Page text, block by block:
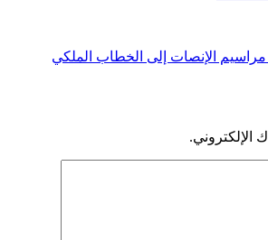
الإنصات إلى الخطاب الملكي
الإلكتروني.